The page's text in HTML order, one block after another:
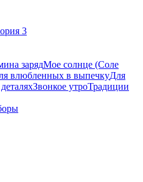
3
зарядМое солнце (Соле
влюбленных в выпечкуДля
Звонкое утроТрадиции